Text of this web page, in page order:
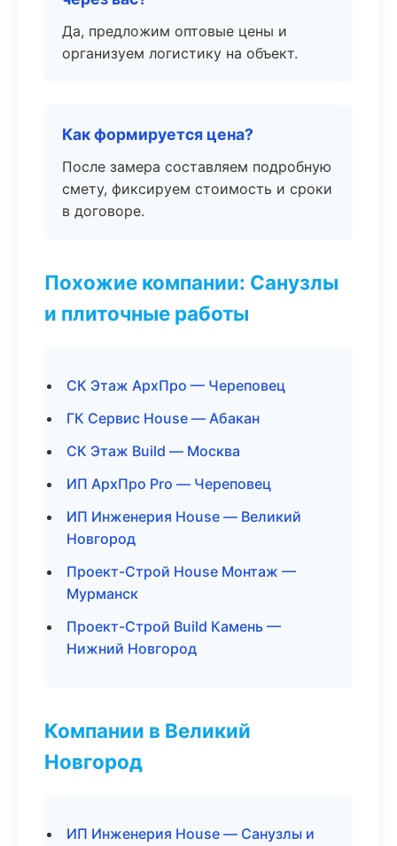
Да, предложим оптовые цены и
организуем логистику на объект.
Как формируется цена?
После замера составляем подробную
смету, фиксируем стоимость и сроки
в договоре.
Похожие компании: Санузлы
и плиточные работы
СК Этаж АрхПро — Череповец
ГК Сервис House — Абакан
СК Этаж Build — Москва
ИП АрхПро Pro — Череповец
ИП Инженерия House — Великий
Новгород
Проект-Строй House Монтаж —
Мурманск
Проект-Строй Build Камень —
Нижний Новгород
Компании в Великий
Новгород
ИП Инженерия House — Санузлы и